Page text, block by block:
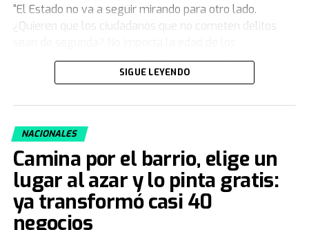
“El Estado no va a seguir mirando para otro lado.
¿Quieren que los ciudadanos que no cometen delitos
delincuentes, importa el delito”, comenzó Patricia
Y agregó: “Este modelo se agotó, nosotros venimos a
que deja de poner en la indefensión total a las familias
que enterraban a sus hijos. Cuando el delito no tiene
consecuencias, la ley pierde autoridad, y eso es lo que
pasaba antes”.
“Vinimos a poner orden y no nos da vergüenza. Si
SIGUE LEYENDO
NACIONALES
Camina por el barrio, elige un
lugar al azar y lo pinta gratis:
ya transformó casi 40
negocios